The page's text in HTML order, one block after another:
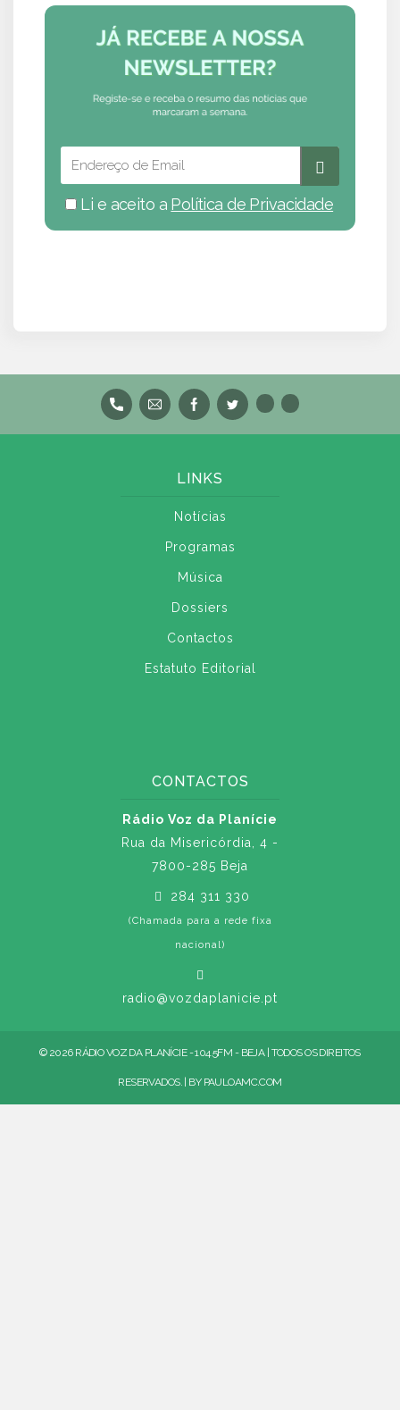
Li e aceito a Política de Privacidade
LINKS
Notícias
Programas
Música
Dossiers
Contactos
Estatuto Editorial
CONTACTOS
Rádio Voz da Planície
Rua da Misericórdia, 4 -
7800-285 Beja
284 311 330
(Chamada para a rede fixa
nacional)
radio@vozdaplanicie.pt
© 2026 RÁDIO VOZ DA PLANÍCIE - 104.5FM - BEJA | TODOS OS DIREITOS
RESERVADOS. | BY PAULOAMC.COM